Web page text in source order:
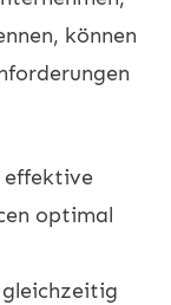
können
effektive
optimal